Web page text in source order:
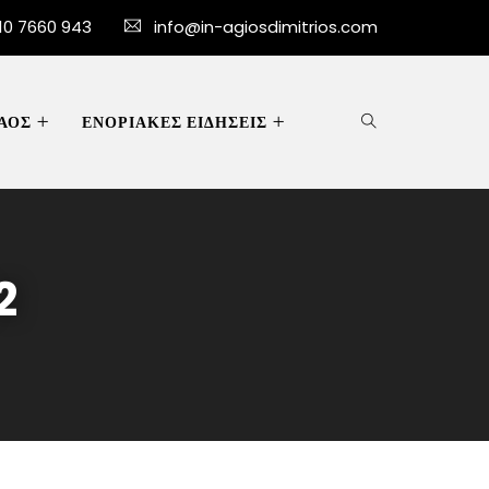
7660 943 info@in-agiosdimitrios.com
ΕΝΟΡΙΑΚΕΣ ΕΙΔΗΣΕΙΣ